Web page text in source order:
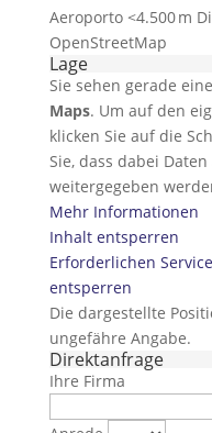
Aeroporto <4.500 m
OpenStreetMap
Lage
Sie sehen gerade
Maps. Um auf den
klicken Sie auf die
Sie, dass dabei
weitergegeben
Mehr Informationen
Inhalt entsperren
Erforderlichen
entsperren
Die dargestellte
ungefähre Angabe.
Direktanfrage
Ihre Firma